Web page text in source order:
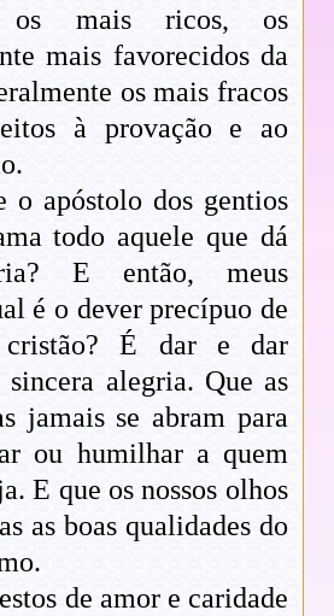
os mais ricos, os
mais favorecidos da
os mais fracos
à provação e ao
o apóstolo dos gentios
todo aquele que dá
E então, meus
é o dever precípuo de
É dar e dar
alegria. Que as
jamais se abram para
ou humilhar a quem
E que os nossos olhos
as boas qualidades do
de amor e caridade